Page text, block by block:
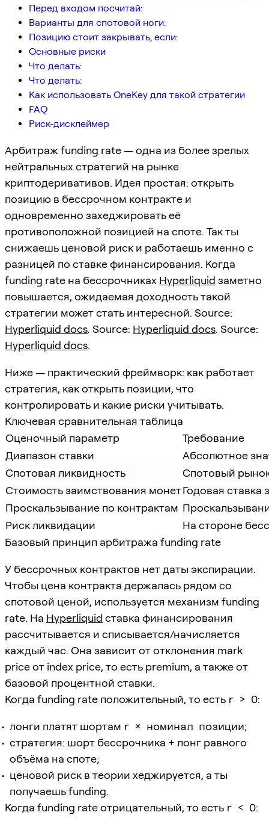
Перед входом посчитай:
Варианты для спотовой ноги:
Позицию стоит закрывать, если:
Основные риски
Что делать:
Что делать:
Как использовать OneKey для такой стратегии
FAQ
Риск-дисклеймер
Арбитраж funding rate — одна из более зрелых
нейтральных стратегий на рынке
криптодеривативов. Идея простая: открыть
позицию в бессрочном контракте и
одновременно захеджировать её
противоположной позицией на споте. Так ты
снижаешь ценовой риск и работаешь именно с
разницей по ставке финансирования. Когда
funding rate на бессрочниках Hyperliquid заметно
повышается, ожидаемая доходность такой
стратегии может стать интересной. Source:
Hyperliquid docs. Source: Hyperliquid docs. Source:
Hyperliquid docs.
Ниже — практический фреймворк: как работает
стратегия, как открыть позиции, что
контролировать и какие риски учитывать.
Ключевая сравнительная таблица
Оценочный параметр
Требование
Диапазон ставки
Абсолютное
Спотовая ликвидность
Спотовый
Стоимость заимствования монетГодовая
Проскальзывание по контрактам
Риск ликвидации
На стороне
Базовый принцип арбитража funding rate
У бессрочных контрактов нет даты экспирации.
Чтобы цена контракта держалась рядом со
спотовой ценой, используется механизм funding
rate. На Hyperliquid ставка финансирования
рассчитывается и списывается/начисляется
каждый час. Она зависит от отклонения mark
price от index price, то есть premium, а также от
базовой процентной ставки.
Когда funding rate положительный, то есть r > 0:
лонги платят шортам r × номинал позиции;
стратегия: шорт бессрочника + лонг равного
объёма на споте;
ценовой риск в теории хеджируется, а ты
получаешь funding.
Когда funding rate отрицательный, то есть r < 0: